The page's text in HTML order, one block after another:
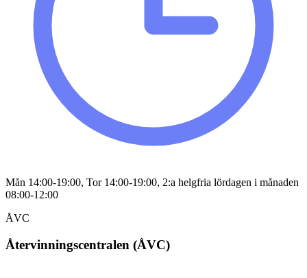
Mån 14:00-19:00, Tor 14:00-19:00, 2:a helgfria lördagen i månaden
08:00-12:00
ÅVC
Återvinningscentralen (ÅVC)